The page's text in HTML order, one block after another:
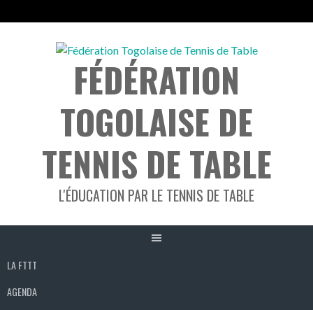
FÉDÉRATION
TOGOLAISE DE
TENNIS DE TABLE
L'ÉDUCATION PAR LE TENNIS DE TABLE
LA FTTT
AGENDA